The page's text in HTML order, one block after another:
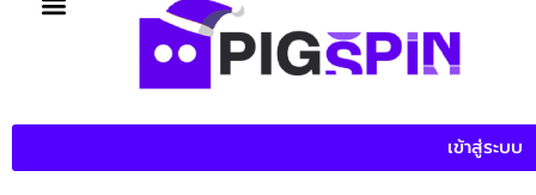
เข้าสู่ระบบ